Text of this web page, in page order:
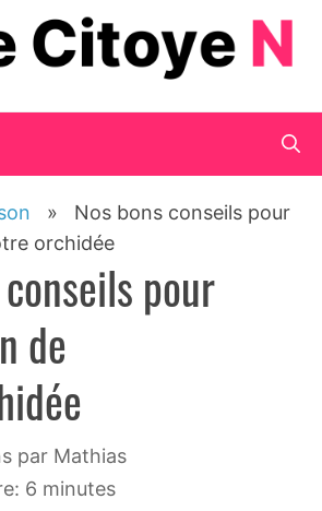
» Nos bons conseils pour
orchidée
pour
de
par Mathias
6 minutes